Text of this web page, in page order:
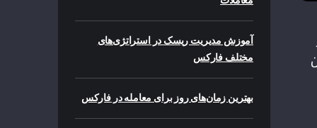
آموزش مدیریت ریسک در استراتژی‌های
مختلف فارکس
بهترین زمان‌های روز برای معامله در فارکس